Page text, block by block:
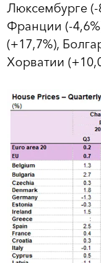
Люксембурге
Франции (-
(+17,7%),
Хорватии